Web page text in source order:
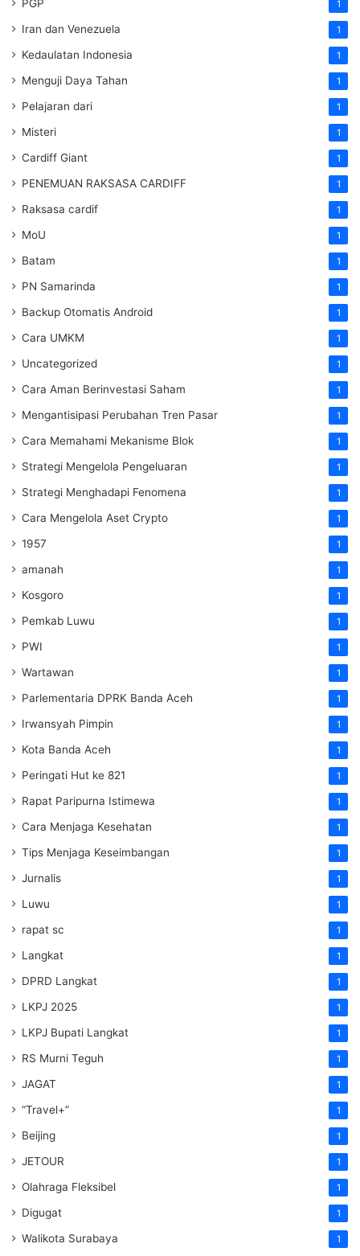
PGP 1
Iran dan Venezuela 1
Kedaulatan Indonesia 1
Menguji Daya Tahan 1
Pelajaran dari 1
Misteri 1
Cardiff Giant 1
PENEMUAN RAKSASA CARDIFF 1
Raksasa cardif 1
MoU 1
Batam 1
PN Samarinda 1
Backup Otomatis Android 1
Cara UMKM 1
Uncategorized 1
Cara Aman Berinvestasi Saham 1
Mengantisipasi Perubahan Tren Pasar 1
Cara Memahami Mekanisme Blok 1
Strategi Mengelola Pengeluaran 1
Strategi Menghadapi Fenomena 1
Cara Mengelola Aset Crypto 1
1957 1
amanah 1
Kosgoro 1
Pemkab Luwu 1
PWI 1
Wartawan 1
Parlementaria DPRK Banda Aceh 1
Irwansyah Pimpin 1
Kota Banda Aceh 1
Peringati Hut ke 821 1
Rapat Paripurna Istimewa 1
Cara Menjaga Kesehatan 1
Tips Menjaga Keseimbangan 1
Jurnalis 1
Luwu 1
rapat sc 1
Langkat 1
DPRD Langkat 1
LKPJ 2025 1
LKPJ Bupati Langkat 1
RS Murni Teguh 1
JAGAT 1
“Travel+” 1
Beijing 1
JETOUR 1
Olahraga Fleksibel 1
Digugat 1
Walikota Surabaya 1